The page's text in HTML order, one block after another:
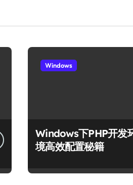
Windows
Windows下PHP开发
境高效配置秘籍